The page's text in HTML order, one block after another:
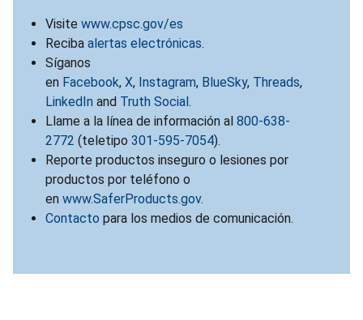
Visite www.cpsc.gov/es
Reciba alertas electrónicas.
Síganos
en Facebook, X, Instagram, BlueSky, Threads,
LinkedIn and Truth Social.
Llame a la línea de información al 800-638-
2772 (teletipo 301-595-7054).
Reporte productos inseguro o lesiones por
productos por teléfono o
en www.SaferProducts.gov.
Contacto para los medios de comunicación.